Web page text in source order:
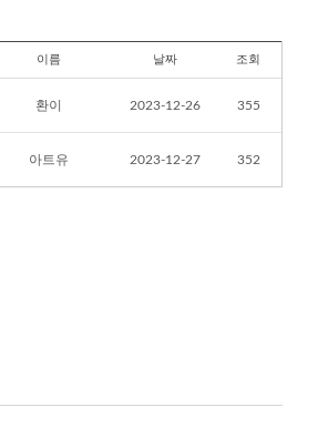
이름 날짜 조회
환이 2023-12-26 355
아트유 2023-12-27 352